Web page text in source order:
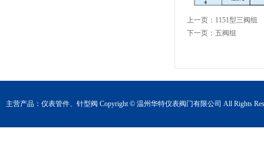
上一页： 1151型三阀组
下一页： 五阀组
主营产品： 仪表管件、 针型阀 Copyright © 温州华特仪表阀门有限公司 All Rights